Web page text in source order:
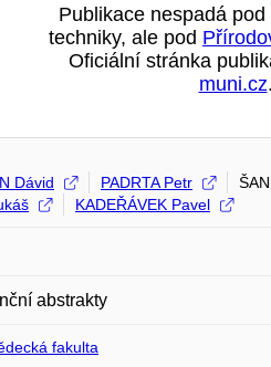
Publikace nespadá
techniky, ale pod
Oficiální stránka
muni.cz.
Dávid PADRTA Petr
KADEŘÁVEK Pavel
abstrakty
fakulta